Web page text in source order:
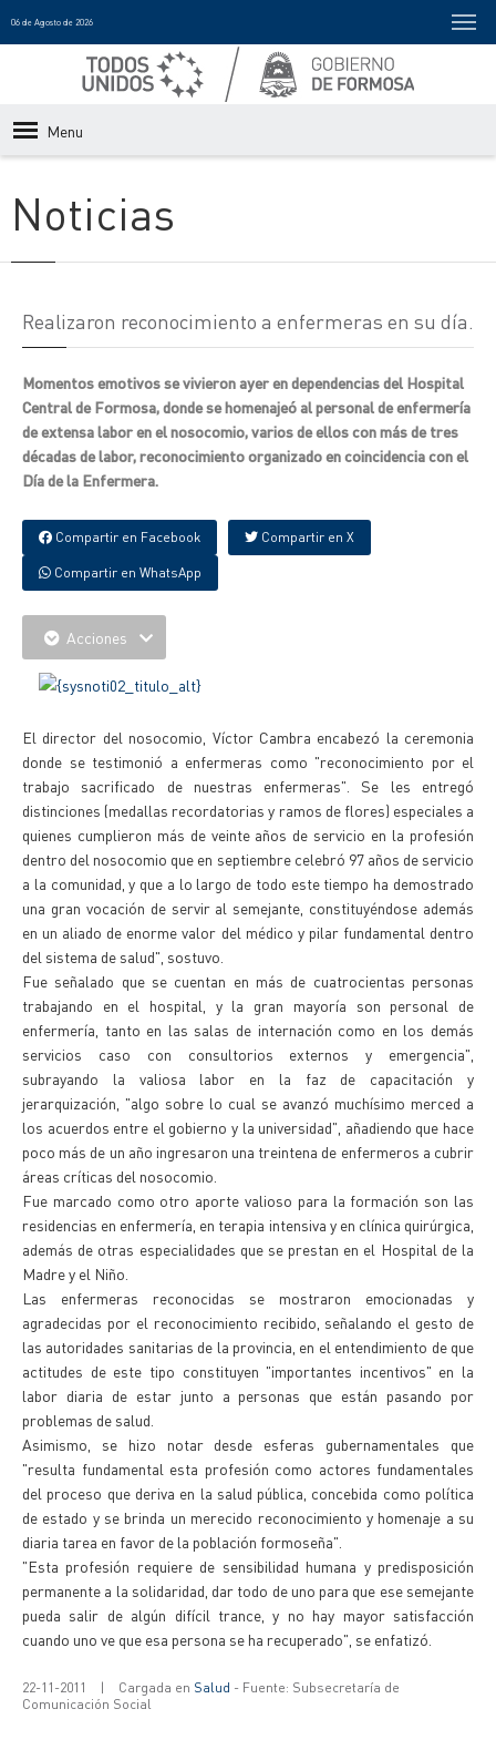
06 de Agosto de 2026
Menu
Noticias
Realizaron reconocimiento a enfermeras en su día.
Momentos emotivos se vivieron ayer en dependencias del Hospital
Central de Formosa, donde se homenajeó al personal de enfermería
de extensa labor en el nosocomio, varios de ellos con más de tres
décadas de labor, reconocimiento organizado en coincidencia con el
Día de la Enfermera.
Compartir en Facebook Compartir en X
Compartir en WhatsApp
Acciones
El director del nosocomio, Víctor Cambra encabezó la ceremonia
donde se testimonió a enfermeras como "reconocimiento por el
trabajo sacrificado de nuestras enfermeras". Se les entregó
distinciones (medallas recordatorias y ramos de flores) especiales a
quienes cumplieron más de veinte años de servicio en la profesión
dentro del nosocomio que en septiembre celebró 97 años de servicio
a la comunidad, y que a lo largo de todo este tiempo ha demostrado
una gran vocación de servir al semejante, constituyéndose además
en un aliado de enorme valor del médico y pilar fundamental dentro
del sistema de salud", sostuvo.
Fue señalado que se cuentan en más de cuatrocientas personas
trabajando en el hospital, y la gran mayoría son personal de
enfermería, tanto en las salas de internación como en los demás
servicios caso con consultorios externos y emergencia",
subrayando la valiosa labor en la faz de capacitación y
jerarquización, "algo sobre lo cual se avanzó muchísimo merced a
los acuerdos entre el gobierno y la universidad", añadiendo que hace
poco más de un año ingresaron una treintena de enfermeros a cubrir
áreas críticas del nosocomio.
Fue marcado como otro aporte valioso para la formación son las
residencias en enfermería, en terapia intensiva y en clínica quirúrgica,
además de otras especialidades que se prestan en el Hospital de la
Madre y el Niño.
Las enfermeras reconocidas se mostraron emocionadas y
agradecidas por el reconocimiento recibido, señalando el gesto de
las autoridades sanitarias de la provincia, en el entendimiento de que
actitudes de este tipo constituyen "importantes incentivos" en la
labor diaria de estar junto a personas que están pasando por
problemas de salud.
Asimismo, se hizo notar desde esferas gubernamentales que
"resulta fundamental esta profesión como actores fundamentales
del proceso que deriva en la salud pública, concebida como política
de estado y se brinda un merecido reconocimiento y homenaje a su
diaria tarea en favor de la población formoseña".
"Esta profesión requiere de sensibilidad humana y predisposición
permanente a la solidaridad, dar todo de uno para que ese semejante
pueda salir de algún difícil trance, y no hay mayor satisfacción
cuando uno ve que esa persona se ha recuperado", se enfatizó.
22-11-2011 | Cargada en Salud - Fuente: Subsecretaría de
Comunicación Social